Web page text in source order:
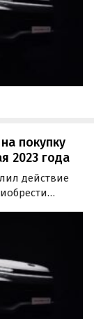
покупку
2023 года
действие